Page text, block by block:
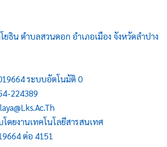
ยธิน ตำบลสวนดอก อำเภอเมือง จังหวัดลำปาง
ระบบอัตโนมัติ 0
224389
ดยงานเทคโนโลยีสารสนเทศ
ต่อ 4151